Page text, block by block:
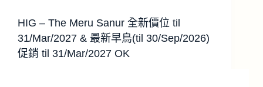
HIG – The Meru Sanur 全新價位 til
31/Mar/2027 & 最新早鳥(til 30/Sep/2026)
促銷 til 31/Mar/2027 OK